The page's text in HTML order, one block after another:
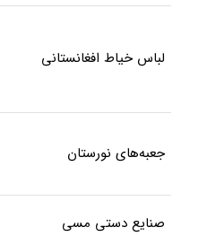
لباس خیاط افغانستانی
جعبه‌های نورستان
صنایع دستی مسی